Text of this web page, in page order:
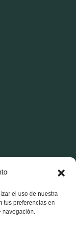
el uso de nuestra
tus preferencias en
navegación.